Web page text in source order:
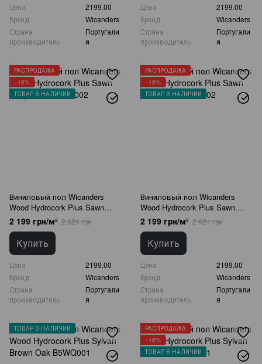
Цена
2199.00
Бренд
Wicanders
Страна
производитель
Португали
я
Цена
2199.00
Бренд
Wicanders
Страна
производитель
Португали
я
РАСПРОДАЖА
−16%
ТОВАР В НАЛИЧИИ
Виниловый пол Wicanders
Wood Hydrocork Plus Sawn
Bisque Oak B5P3002
2 199 грн/м² 2 624 грн
Купить
Цена
2199.00
Бренд
Wicanders
Страна
производитель
Португали
я
РАСПРОДАЖА
−16%
ТОВАР В НАЛИЧИИ
Виниловый пол Wicanders
Wood Hydrocork Plus Sawn
Twine Oak B5P2002
2 199 грн/м² 2 624 грн
Купить
Цена
2199.00
Бренд
Wicanders
Страна
производитель
Португали
я
ТОВАР В НАЛИЧИИ
РАСПРОДАЖА
−16%
ТОВАР В НАЛИЧИИ